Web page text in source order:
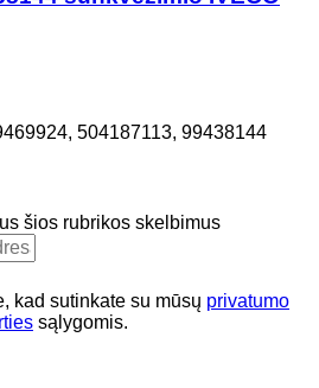
504187113, 99438144
šios rubrikos skelbimus
kad sutinkate su mūsų privatumo
sąlygomis.